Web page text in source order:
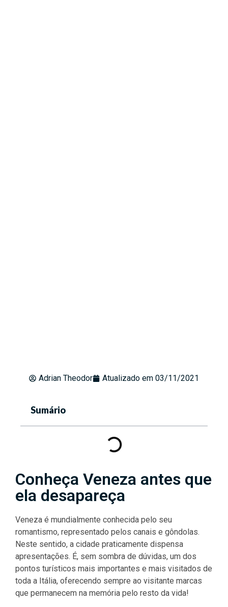
Adrian Theodor Atualizado em 03/11/2021
Conheça Veneza antes que
ela desapareça
Veneza é mundialmente conhecida pelo seu
romantismo, representado pelos canais e gôndolas.
Neste sentido, a cidade praticamente dispensa
apresentações. É, sem sombra de dúvidas, um dos
pontos turísticos mais importantes e mais visitados de
toda a Itália, oferecendo sempre ao visitante marcas
que permanecem na memória pelo resto da vida!
Sumário